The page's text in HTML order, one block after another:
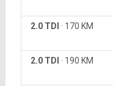
2.0 TDI · 170 KM
2.0 TDI · 190 KM